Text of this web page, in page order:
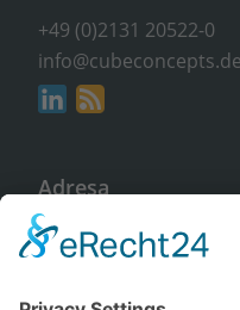
+49 (0)2131 20522-0
info@cubeconcepts.de
Adresa
CUBE CONCEPTS GmbH
An der